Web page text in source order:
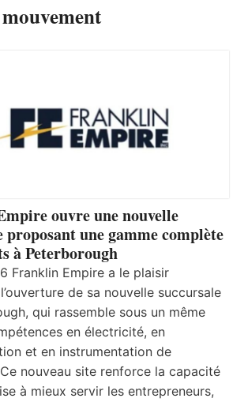
ouvre une nouvelle
proposant une gamme complète
à Peterborough
Franklin Empire a le plaisir
de sa nouvelle succursale
qui rassemble sous un même
en électricité, en
et en instrumentation de
nouveau site renforce la capacité
à mieux servir les entrepreneurs,